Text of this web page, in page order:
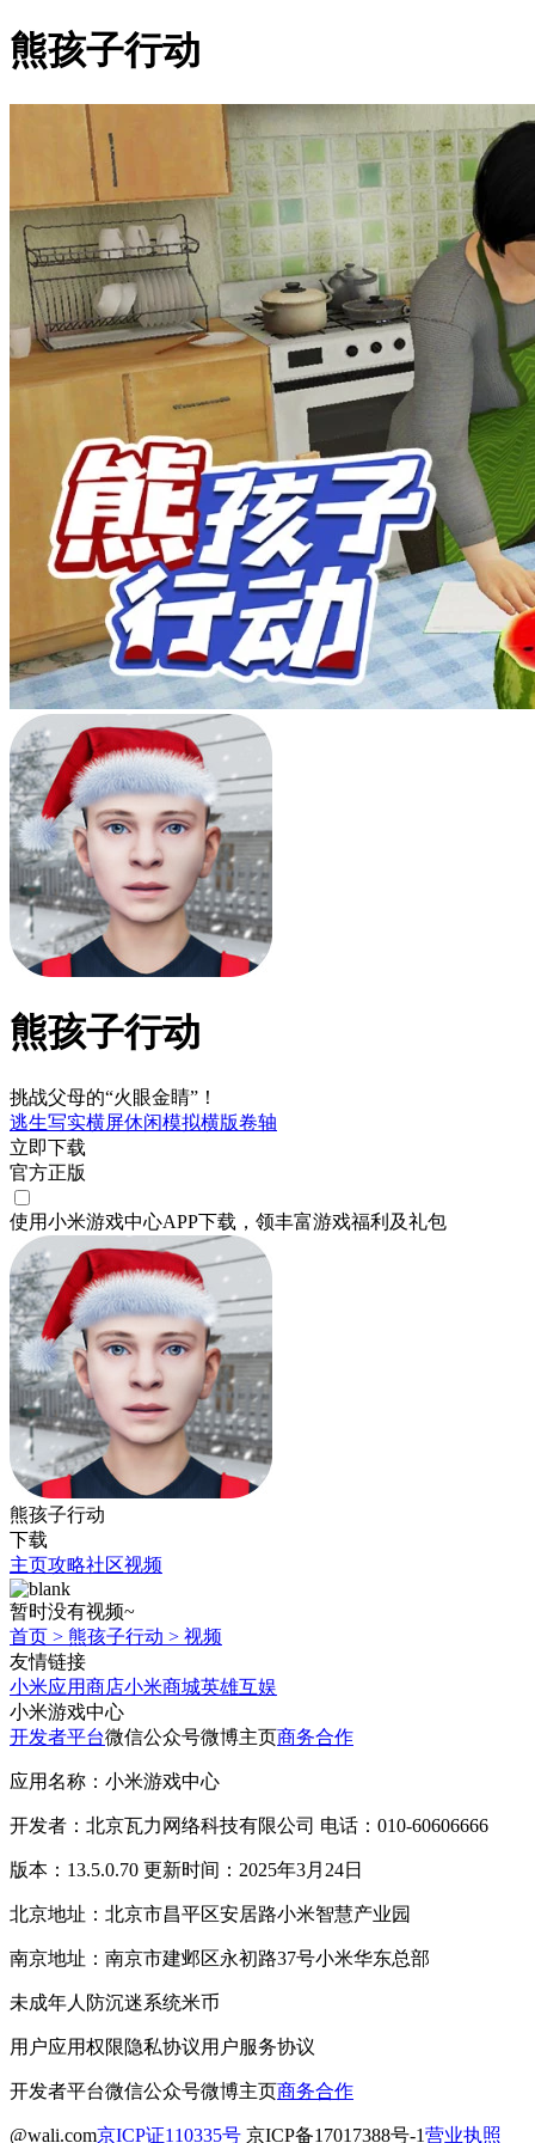
熊孩子行动
熊孩子行动
挑战父母的“火眼金睛”！
逃生写实横屏休闲模拟横版卷轴
立即下载
官方正版
使用小米游戏中心APP下载 ，领丰富游戏福利 及礼包
熊孩子行动
下载
主页攻略社区视频
暂时没有视频~
首页 > 熊孩子行动 > 视频
友情链接
小米应用商店小米商城英雄互娱
小米游戏中心
开发者平台微信公众号微博主页商务合作
应用名称：小米游戏中心
开发者：北京瓦力网络科技有限公司 电话：010-60606666
版本：13.5.0.70 更新时间：2025年3月24日
北京地址：北京市昌平区安居路小米智慧产业园
南京地址：南京市建邺区永初路37号小米华东总部
未成年人防沉迷系统米币
用户应用权限隐私协议用户服务协议
开发者平台微信公众号微博主页商务合作
@wali.com京ICP证110335号 京ICP备17017388号-1营业执照